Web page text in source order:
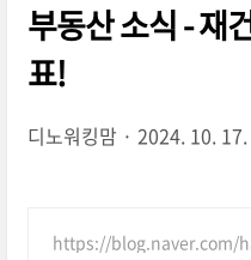
부동산 소식 - 재
표!
디노워킹맘 2024. 10. 17.
https://blog.naver.com/